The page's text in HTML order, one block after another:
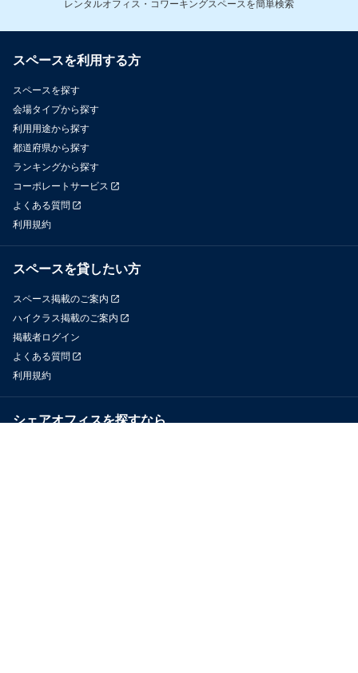
レンタルオフィス・コワーキングスペースを簡単検索
スペースを利用する方
スペースを探す
会場タイプから探す
利用用途から探す
都道府県から探す
ランキングから探す
コーポレートサービス
よくある質問
利用規約
スペースを貸したい方
スペース掲載のご案内
ハイクラス掲載のご案内
掲載者ログイン
よくある質問
利用規約
シェアオフィスを探すなら